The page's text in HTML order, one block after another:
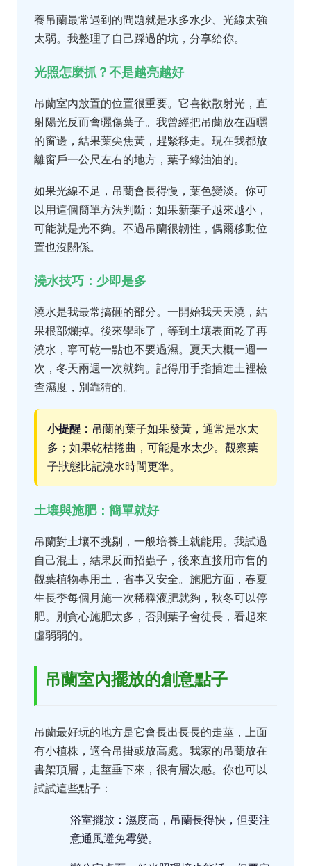
養吊蘭最常遇到的問題就是水多水少、光線太強
太弱。我整理了自己踩過的坑，分享給你。
光照怎麼抓？不是越亮越好
吊蘭室內放置的位置很重要。它喜歡散射光，直
射陽光反而會曬傷葉子。我曾經把吊蘭放在西曬
的窗邊，結果葉尖焦黃，趕緊移走。現在我都放
離窗戶一公尺左右的地方，葉子綠油油的。
如果光線不足，吊蘭會長得慢，葉色變淡。你可
以用這個簡單方法判斷：如果新葉子越來越小，
可能就是光不夠。不過吊蘭很韌性，偶爾移動位
置也沒關係。
澆水技巧：少即是多
澆水是我最常搞砸的部分。一開始我天天澆，結
果根部爛掉。後來學乖了，等到土壤表面乾了再
澆水，寧可乾一點也不要過濕。夏天大概一週一
次，冬天兩週一次就夠。記得用手指插進土裡檢
查濕度，別靠猜的。
小提醒： 吊蘭的葉子如果發黃，通常是水太
多；如果乾枯捲曲，可能是水太少。觀察葉
子狀態比記澆水時間更準。
土壤與施肥：簡單就好
吊蘭對土壤不挑剔，一般培養土就能用。我試過
自己混土，結果反而招蟲子，後來直接用市售的
觀葉植物專用土，省事又安全。施肥方面，春夏
生長季每個月施一次稀釋液肥就夠，秋冬可以停
肥。別貪心施肥太多，否則葉子會徒長，看起來
虛弱弱的。
吊蘭室內擺放的創意點子
吊蘭最好玩的地方是它會長出長長的走莖，上面
有小植株，適合吊掛或放高處。我家的吊蘭放在
書架頂層，走莖垂下來，很有層次感。你也可以
試試這些點子：
浴室擺放：濕度高，吊蘭長得快，但要注
意通風避免霉變。